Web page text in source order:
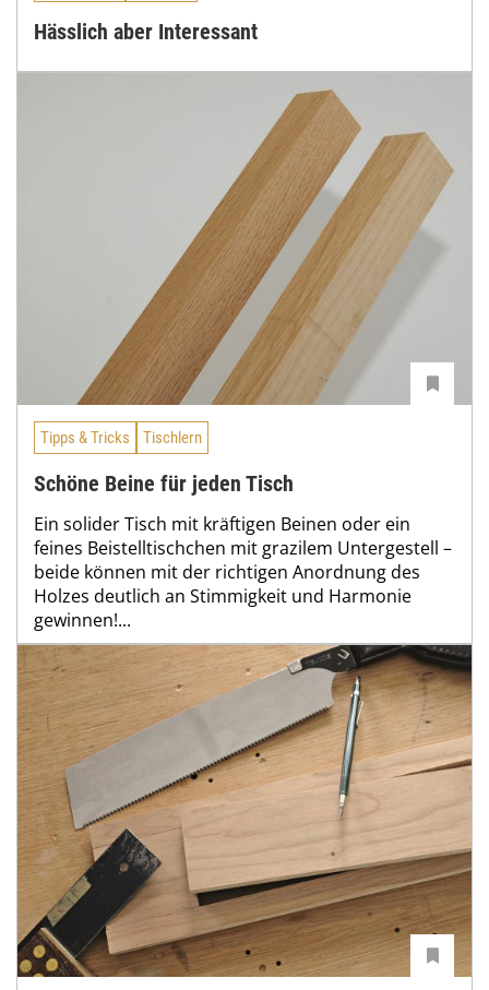
Hässlich aber Interessant
Tipps & Tricks Tischlern
Schöne Beine für jeden Tisch
Ein solider Tisch mit kräftigen Beinen oder ein
feines Beistelltischchen mit grazilem Untergestell –
beide können mit der richtigen Anordnung des
Holzes deutlich an Stimmigkeit und Harmonie
gewinnen!...